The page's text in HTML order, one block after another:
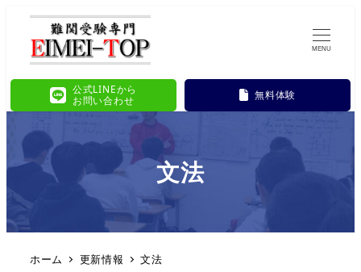
公式LINEから
お問い合わせ
無料体験
MENU
文法
ホーム 更新情報 文法